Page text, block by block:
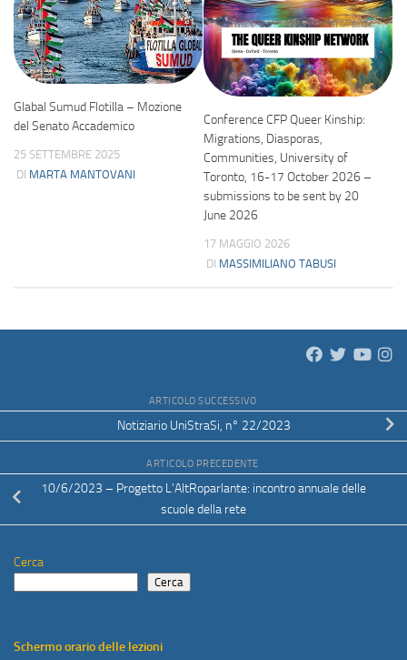
Glabal Sumud Flotilla – Mozione
del Senato Accademico
25 SETTEMBRE 2025
DI MARTA MANTOVANI
Conference CFP Queer Kinship:
Migrations, Diasporas,
Communities, University of
Toronto, 16-17 October 2026 –
submissions to be sent by 20
June 2026
17 MAGGIO 2026
DI MASSIMILIANO TABUSI
ARTICOLO SUCCESSIVO
Notiziario UniStraSi, n° 22/2023
ARTICOLO PRECEDENTE
10/6/2023 – Progetto L’AltRoparlante: incontro annuale delle
scuole della rete
Cerca
Cerca
Schermo orario delle lezioni